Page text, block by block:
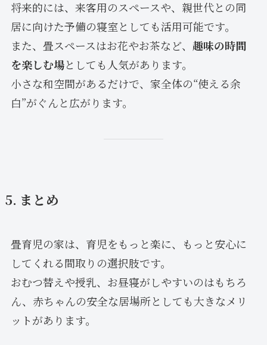
将来的には、来客用のスペースや、親世代との同
居に向けた予備の寝室としても活用可能です。
また、畳スペースはお花やお茶など、 趣味の時間
を楽しむ場としても人気があります。
小さな和空間があるだけで、家全体の“使える余
白”がぐんと広がります。
5. まとめ
畳育児の家は、育児をもっと楽に、もっと安心に
してくれる間取りの選択肢です。
おむつ替えや授乳、お昼寝がしやすいのはもちろ
ん、赤ちゃんの安全な居場所としても大きなメリ
ットがあります。